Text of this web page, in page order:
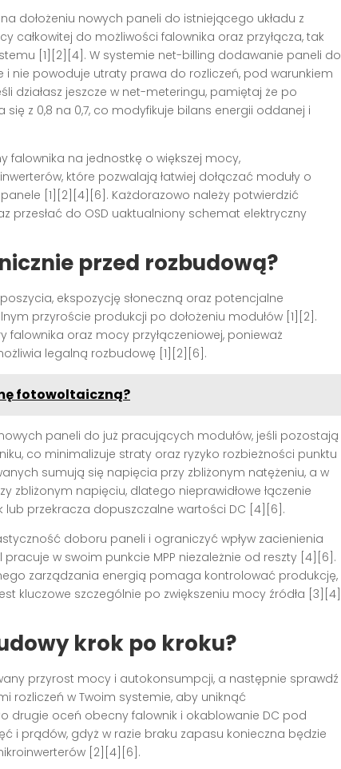
dołożeniu nowych paneli do istniejącego układu z
do możliwości falownika oraz przyłącza, tak
[1][2][4]. W systemie net-billing dodawanie paneli do
i nie powoduje utraty prawa do rozliczeń, pod warunkiem
działasz jeszcze w net-meteringu, pamiętaj że po
się z 0,8 na 0,7, co modyfikuje bilans energii oddanej i
na jednostkę o większej mocy,
które pozwalają łatwiej dołączać moduły o
[1][2][4][6]. Każdorazowo należy potwierdzić
przesłać do OSD uaktualniony schemat elektryczny
przed rozbudową?
ekspozycję słoneczną oraz potencjalne
przyroście produkcji po dołożeniu modułów [1][2].
oraz mocy przyłączeniowej, ponieważ
legalną rozbudowę [1][2][6].
fotowoltaiczną?
paneli do już pracujących modułów, jeśli pozostają
co minimalizuje straty oraz ryzyko rozbieżności punktu
sumują się napięcia przy zbliżonym natężeniu, a w
zbliżonym napięciu, dlatego nieprawidłowe łączenie
przekracza dopuszczalne wartości DC [4][6].
doboru paneli i ograniczyć wpływ zacienienia
w swoim punkcie MPP niezależnie od reszty [4][6].
zarządzania energią pomaga kontrolować produkcję,
kluczowe szczególnie po zwiększeniu mocy źródła [3][4]
krok po kroku?
przyrost mocy i autokonsumpcji, a następnie sprawdź
rozliczeń w Twoim systemie, aby uniknąć
drugie oceń obecny falownik i okablowanie DC pod
i prądów, gdyż w razie braku zapasu konieczna będzie
[2][4][6].